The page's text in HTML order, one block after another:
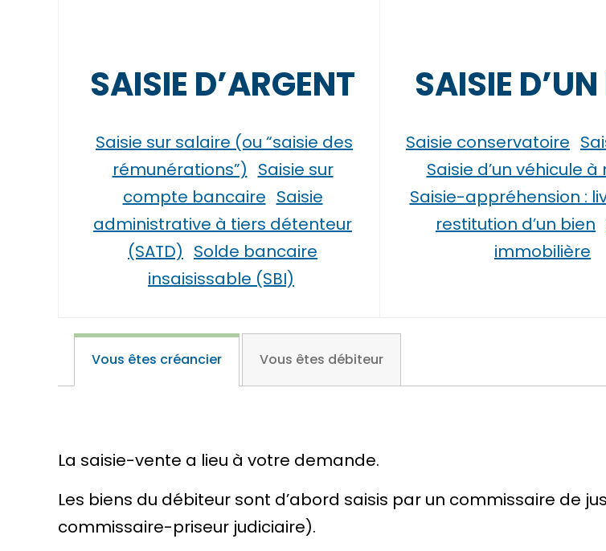
SAISIE D’ARGENT
Saisie sur salaire (ou “saisie des
rémunérations”) Saisie sur
compte bancaire Saisie
administrative à tiers détenteur
(SATD) Solde bancaire
insaisissable (SBI)
SAISIE
Saisie conservatoire
Saisie d’un véhicule
Saisie-appréhension :
restitution d’un bien
immobilière
Vous êtes créancier Vous êtes débiteur
La saisie-vente a lieu à votre demande.
Les biens du débiteur sont d’abord saisis par un commissaire de
commissaire-priseur judiciaire).